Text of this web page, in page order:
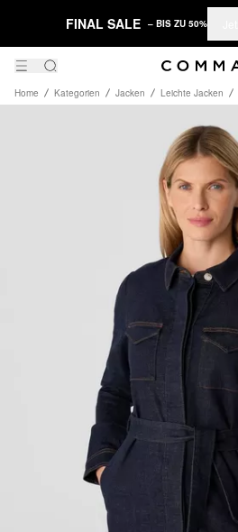
FINAL SALE – BIS ZU 50%
Home Kategorien Jacken Leichte Jacken